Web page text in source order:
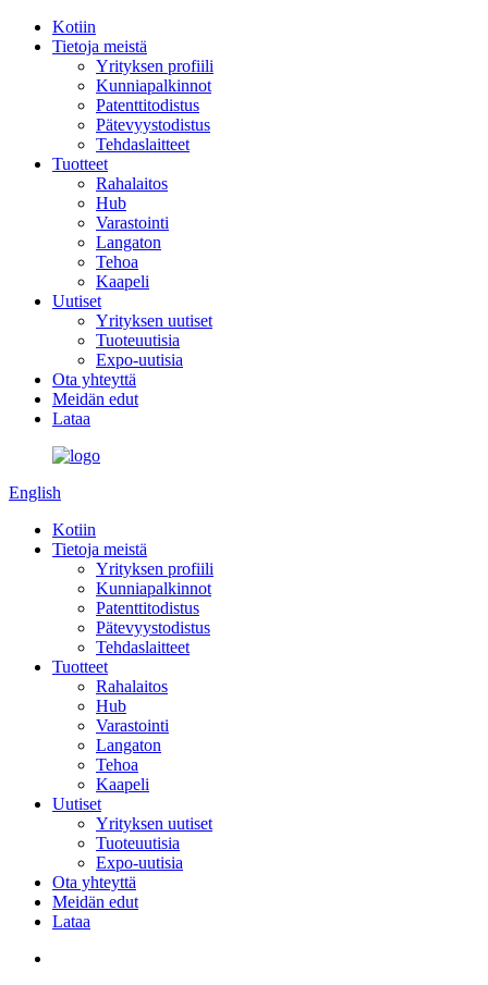
Kotiin
Tietoja meistä
Yrityksen profiili
Kunniapalkinnot
Patenttitodistus
Pätevyystodistus
Tehdaslaitteet
Tuotteet
Rahalaitos
Hub
Varastointi
Langaton
Tehoa
Kaapeli
Uutiset
Yrityksen uutiset
Tuoteuutisia
Expo-uutisia
Ota yhteyttä
Meidän edut
Lataa
English
Kotiin
Tietoja meistä
Yrityksen profiili
Kunniapalkinnot
Patenttitodistus
Pätevyystodistus
Tehdaslaitteet
Tuotteet
Rahalaitos
Hub
Varastointi
Langaton
Tehoa
Kaapeli
Uutiset
Yrityksen uutiset
Tuoteuutisia
Expo-uutisia
Ota yhteyttä
Meidän edut
Lataa